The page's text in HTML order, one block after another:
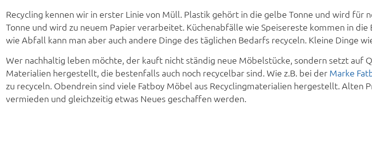
Recycling kennen wir in erster Linie von Müll. Plastik gehört in die gelbe Tonne und wird
Tonne und wird zu neuem Papier verarbeitet. Küchenabfälle wie Speisereste kommen in
wie Abfall kann man aber auch andere Dinge des täglichen Bedarfs recyceln. Kleine Dinge
Wer nachhaltig leben möchte, der kauft nicht ständig neue Möbelstücke, sondern setzt auf
Materialien hergestellt, die bestenfalls auch noch recycelbar sind. Wie z.B. bei der Marke
zu recyceln. Obendrein sind viele Fatboy Möbel aus Recyclingmaterialien hergestellt. Alten
vermieden und gleichzeitig etwas Neues geschaffen werden.